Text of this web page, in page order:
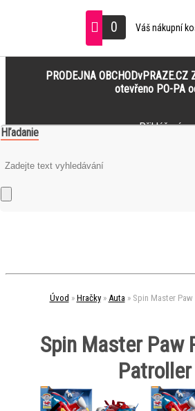
PRODEJNA
otevřeno PO-PA
Přihlášení
Hľadanie
0 Váš nákupní
Úvod » Hračky » Auta » Spin Master
Spin Master Paw
Patroller